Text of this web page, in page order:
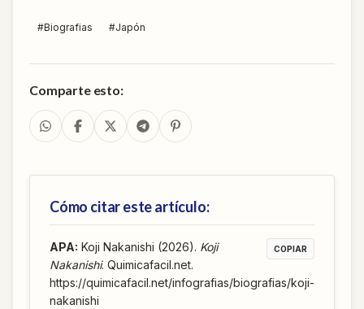
#Biografias #Japón
Comparte esto:
Cómo citar este artículo:
APA: Koji Nakanishi (2026). Koji
Nakanishi. Quimicafacil.net.
https://quimicafacil.net/infografias/biografias/koji-
nakanishi
COPIAR